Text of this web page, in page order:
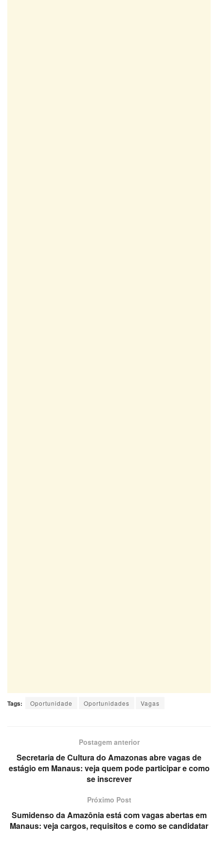
Tags: Oportunidade Oportunidades Vagas
Postagem anterior
Secretaria de Cultura do Amazonas abre vagas de
estágio em Manaus: veja quem pode participar e como
se inscrever
Próximo Post
Sumidenso da Amazônia está com vagas abertas em
Manaus: veja cargos, requisitos e como se candidatar